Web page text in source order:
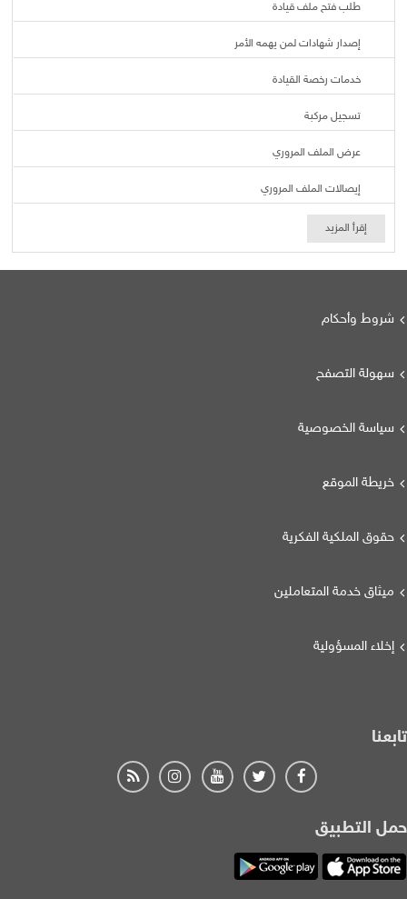
طلب فتح ملف قيادة
إصدار شهادات لمن يهمه الأمر
خدمات رخصة القيادة
تسجيل مركبة
عرض الملف المروري
إيصالات الملف المروري
إقرأ المزيد
شروط وأحكام
سهولة التصفح
سياسة الخصوصية
خريطة الموقع
حقوق الملكية الفكرية
ميثاق خدمة المتعاملين
إخلاء المسؤولية
تابعنا
حمل التطبيق